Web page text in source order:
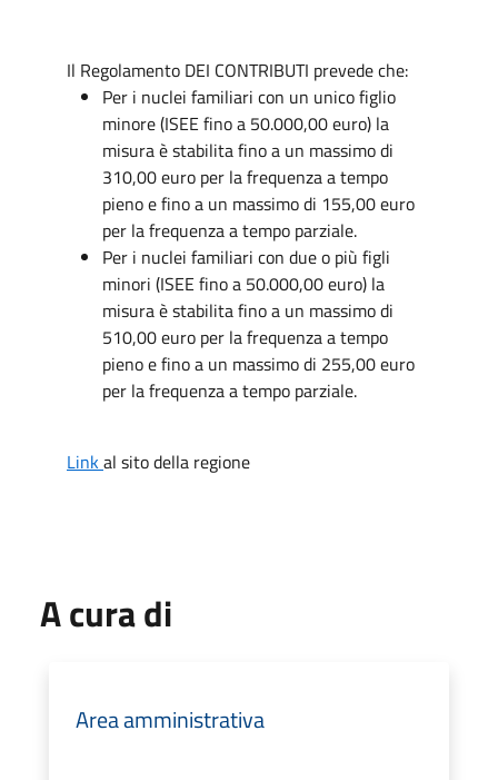
Il Regolamento DEI CONTRIBUTI prevede che:
Per i nuclei familiari con un unico figlio
minore (ISEE fino a 50.000,00 euro) la
misura è stabilita fino a un massimo di
310,00 euro per la frequenza a tempo
pieno e fino a un massimo di 155,00 euro
per la frequenza a tempo parziale.
Per i nuclei familiari con due o più figli
minori (ISEE fino a 50.000,00 euro) la
misura è stabilita fino a un massimo di
510,00 euro per la frequenza a tempo
pieno e fino a un massimo di 255,00 euro
per la frequenza a tempo parziale.
Linkal sito della regione
A cura di
Area amministrativa